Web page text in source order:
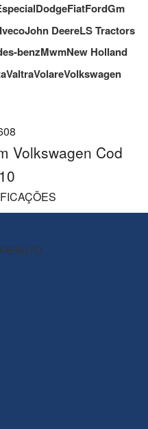
DodgeFiatFordGm
IvecoJohn DeereLS Tractors
benzMwmNew Holland
ValtraVolareVolkswagen
Volkswagen Cod